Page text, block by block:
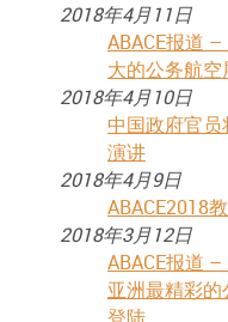
2018年4月11日
ABACE报道
大的公务航
2018年4月10日
中国政府官员
演讲
2018年4月9日
ABACE2018
2018年3月12日
ABACE报道
亚洲最精彩